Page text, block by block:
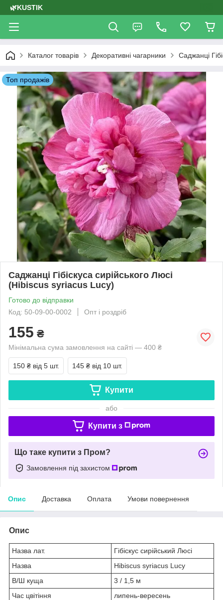
🌿KUSTIK
Каталог товарів Декоративні чагарники Саджанці
Топ продажів
Саджанці Гібіскуса сирійського Люсі
(Hibiscus syriacus Lucy)
Готово до відправки
Код: 50-09-00-0002
Опт і роздріб
155 ₴
Мінімальна сума замовлення на сайті — 400 ₴
150 ₴ від 5 шт. 145 ₴ від 10 шт.
Купити
або
Купити з
Що таке купити з Пром?
Замовлення під захистом
Опис Доставка Оплата Умови повернення
Опис
Назва лат.
Гібіскус сирійський Люсі
Назва
Hibiscus syriacus Lucy
В/Ш куща
3 / 1,5 м
Час цвітіння
липень-вересень